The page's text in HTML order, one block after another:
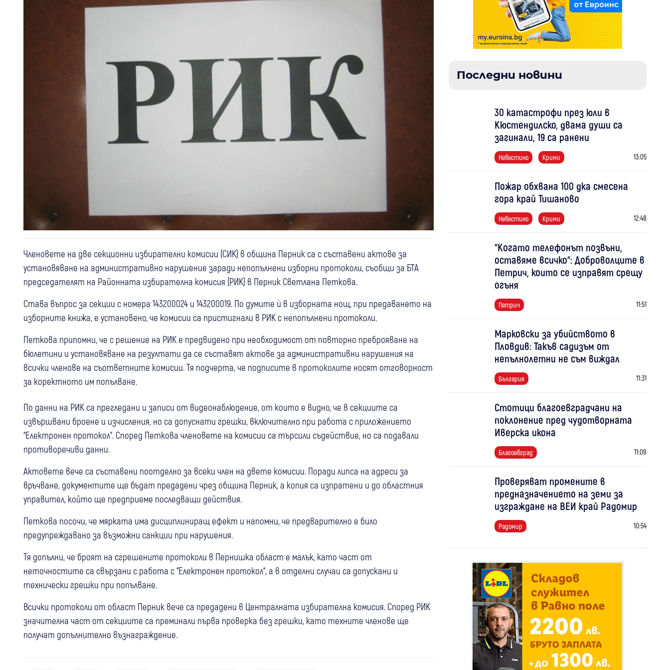
Членовете на две секционни избирателни комисии (СИК) в община Перник са с съставени актове за
установяване на административно нарушение заради непопълнени изборни протоколи, съобщи за БТА
председателят на Районната избирателна комисия (РИК) в Перник Светлана Петкова.
Става въпрос за секции с номера 143200024 и 143200019. По думите ѝ в изборната нощ, при предаването на
изборните книжа, е установено, че комисии са пристигнали в РИК с непопълнени протоколи.
Петкова припомни, че с решение на РИК е предвидено при необходимост от повторно преброяване на
бюлетини и установяване на резултати да се съставят актове за административни нарушения на
всички членове на съответните комисии. Тя подчерта, че подписите в протоколите носят отговорност
за коректното им попълване.
По данни на РИК са прегледани и записи от видеонаблюдение, от които е видно, че в секциите са
извършвани броене и изчисления, но са допуснати грешки, включително при работа с приложението
“Електронен протокол“. Според Петкова членовете на комисии са търсили съдействие, но са подавали
противоречиви данни.
Актовете вече са съставени поотделно за всеки член на двете комисии. Поради липса на адреси за
връчване, документите ще бъдат предадени чрез община Перник, а копия са изпратени и до областния
управител, който ще предприеме последващи действия.
Петкова посочи, че мярката има дисциплиниращ ефект и напомни, че предварително е било
предупреждавано за възможни санкции при нарушения.
Тя допълни, че броят на сгрешените протоколи в Пернишка област е малък, като част от
неточностите са свързани с работа с “Електронен протокол“, а в отделни случаи са допускани и
технически грешки при попълване.
Всички протоколи от област Перник вече са предадени в Централната избирателна комисия. Според РИК
значителна част от секциите са преминали първа проверка без грешки, като техните членове ще
получат допълнително възнаграждение.
Последни новини
30 катастрофи през юли в
Кюстендилско, двама души са
загинали, 19 са ранени
Невестино Крими 13:05
Пожар обхвана 100 дка смесена
гора край Тишаново
Невестино Крими 12:48
“Когато телефонът позвъни,
оставяме всичко“: Доброволците в
Петрич, които се изправят срещу
огъня
Петрич 11:51
Марковски за убийството в
Пловдив: Такъв садизъм от
непълнолетни не съм виждал
България 11:31
Стотици благоевградчани на
поклонение пред чудотворната
Иверска икона
Благоевград 11:09
Проверяват промените в
предназначението на земи за
изграждане на ВЕИ край Радомир
Радомир 10:54